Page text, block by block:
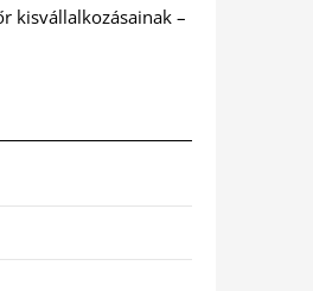
kisvállalkozásainak –